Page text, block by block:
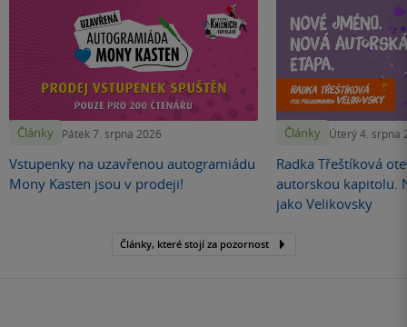
Články Pátek 7. srpna 2026
Vstupenky na uzavřenou autogramiádu
Mony Kasten jsou v prodeji!
Články Úterý 4. srpna
Radka Třeštíková
autorskou kapitolu.
jako Velikovsky
Články, které stojí za pozornost